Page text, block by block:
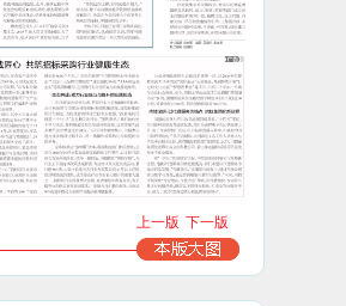
上一版 下一版